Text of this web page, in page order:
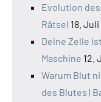
Evolution
Rätsel 18.
Deine Zelle
Maschine 12.
Warum Blut
des Blutes |